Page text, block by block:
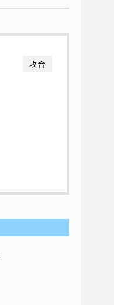
收合